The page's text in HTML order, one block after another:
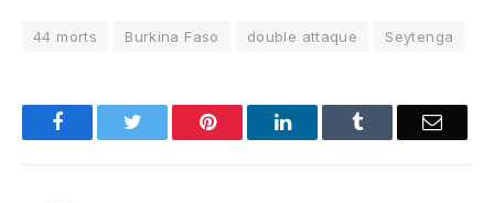
44 morts Burkina Faso double attaque Seytenga
FacebookTwitter Pinterest LinkedInTumblr Email